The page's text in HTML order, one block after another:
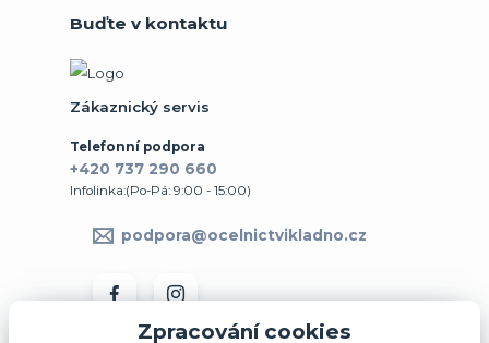
Buďte v kontaktu
Zákaznický servis
Telefonní podpora
+420 737 290 660
Infolinka:(Po-Pá: 9:00 - 15:00)
podpora@ocelnictvikladno.cz
Zpracování cookies